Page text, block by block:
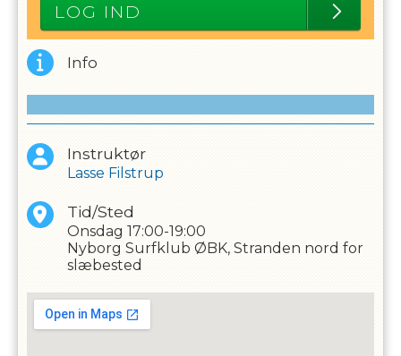
LOG IND
Info
Instruktør
Lasse Filstrup
Tid/Sted
Onsdag 17:00-19:00
Nyborg Surfklub ØBK, Stranden nord for
slæbested